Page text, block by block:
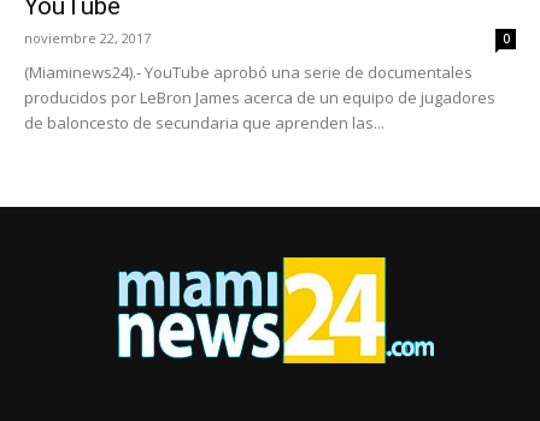
YouTube
noviembre 22, 2017 0
(Miaminews24).- YouTube aprobó una serie de documentales
producidos por LeBron James acerca de un equipo de jugadores
de baloncesto de secundaria que aprenden las...